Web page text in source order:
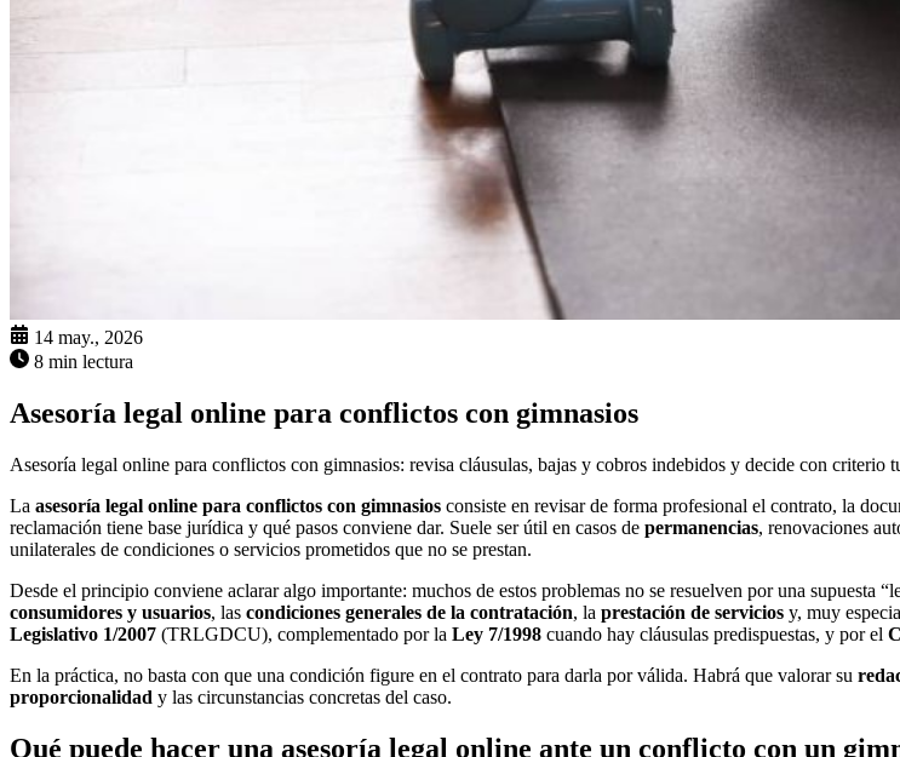
14 may., 2026
8 min lectura
Asesoría legal online para conflictos con gimnasios
Asesoría legal online para conflictos con gimnasios: revisa cláusulas, bajas y cobros indebidos y decide con criterio
La asesoría legal online para conflictos con gimnasios consiste en revisar de forma profesional el contrato, la
reclamación tiene base jurídica y qué pasos conviene dar. Suele ser útil en casos de permanencias, renovaciones
unilaterales de condiciones o servicios prometidos que no se prestan.
Desde el principio conviene aclarar algo importante: muchos de estos problemas no se resuelven por una supuesta
consumidores y usuarios, las condiciones generales de la contratación, la prestación de servicios y, muy
Legislativo 1/2007 (TRLGDCU), complementado por la Ley 7/1998 cuando hay cláusulas predispuestas, y por el
En la práctica, no basta con que una condición figure en el contrato para darla por válida. Habrá que valorar su
proporcionalidad y las circunstancias concretas del caso.
Qué puede hacer una asesoría legal online ante un conflicto con un